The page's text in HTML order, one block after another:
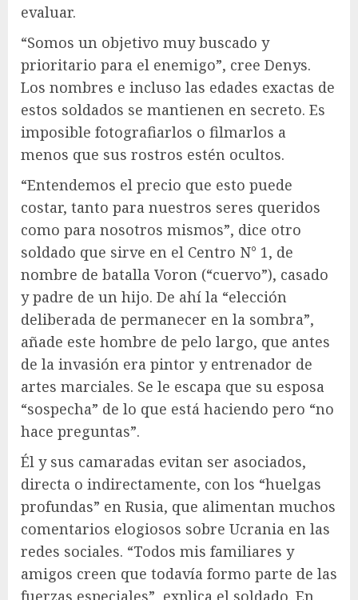
evaluar.
“Somos un objetivo muy buscado y
prioritario para el enemigo”, cree Denys.
Los nombres e incluso las edades exactas de
estos soldados se mantienen en secreto. Es
imposible fotografiarlos o filmarlos a
menos que sus rostros estén ocultos.
“Entendemos el precio que esto puede
costar, tanto para nuestros seres queridos
como para nosotros mismos”, dice otro
soldado que sirve en el Centro N° 1, de
nombre de batalla Voron (“cuervo”), casado
y padre de un hijo. De ahí la “elección
deliberada de permanecer en la sombra”,
añade este hombre de pelo largo, que antes
de la invasión era pintor y entrenador de
artes marciales. Se le escapa que su esposa
“sospecha” de lo que está haciendo pero “no
hace preguntas”.
Él y sus camaradas evitan ser asociados,
directa o indirectamente, con los “huelgas
profundas” en Rusia, que alimentan muchos
comentarios elogiosos sobre Ucrania en las
redes sociales. “Todos mis familiares y
amigos creen que todavía formo parte de las
fuerzas especiales”, explica el soldado. En